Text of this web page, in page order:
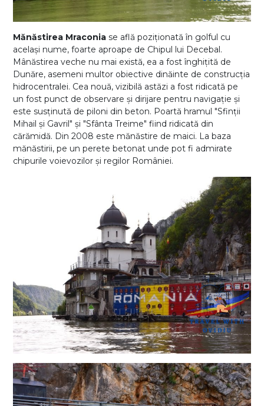
Mănăstirea Mraconia se află poziționată în golful cu
același nume, foarte aproape de Chipul lui Decebal.
Mânăstirea veche nu mai există, ea a fost înghițită de
Dunăre, asemeni multor obiective dinăinte de construcția
hidrocentralei. Cea nouă, vizibilă astăzi a fost ridicată pe
un fost punct de observare și dirijare pentru navigație și
este susținută de piloni din beton. Poartă hramul "Sfinții
Mihail și Gavril" și "Sfânta Treime" fiind ridicată din
cărămidă. Din 2008 este mănăstire de maici. La baza
mănăstirii, pe un perete betonat unde pot fi admirate
chipurile voievozilor și regilor României.